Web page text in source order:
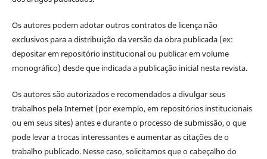
Os autores podem adotar outros contratos de licença não
exclusivos para a distribuição da versão da obra publicada (ex:
depositar em repositório institucional ou publicar em volume
monográfico) desde que indicada a publicação inicial nesta revista.
Os autores são autorizados e recomendados a divulgar seus
trabalhos pela Internet (por exemplo, em repositórios institucionais
ou em seus sites) antes e durante o processo de submissão, o que
pode levar a trocas interessantes e aumentar as citações de o
trabalho publicado. Nesse caso, solicitamos que o cabeçalho do